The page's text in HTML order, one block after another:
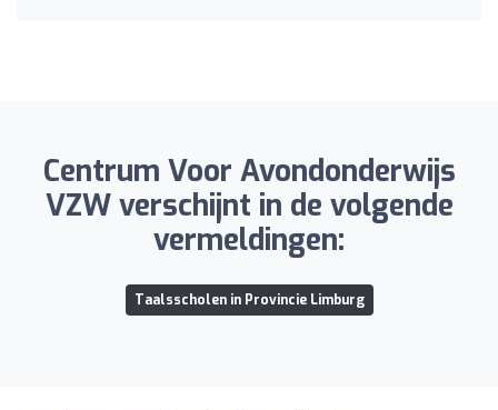
Centrum Voor Avondonderwijs
VZW verschijnt in de volgende
vermeldingen:
Taalsscholen in Provincie Limburg